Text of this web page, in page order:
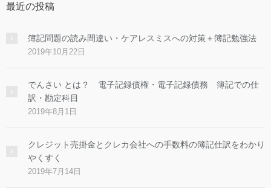
最近の投稿
簿記問題の読み間違い・ケアレスミスへの対策＋簿記勉強法
2019年10月22日
でんさい とは？ 電子記録債権・電子記録債務 簿記での仕
訳・勘定科目
2019年8月1日
クレジット売掛金とクレカ会社への手数料の簿記仕訳をわかり
やくすく
2019年7月14日